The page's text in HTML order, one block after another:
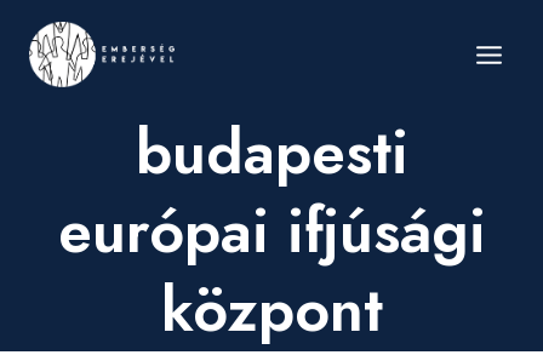
content
budapesti
európai ifjúsági
központ